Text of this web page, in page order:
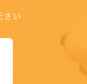
さい